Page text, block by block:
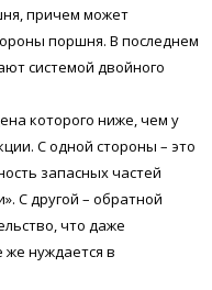
причем может
поршня. В последнем
системой двойного
которого ниже, чем у
С одной стороны – это
запасных частей
С другой – обратной
что даже
нуждается в